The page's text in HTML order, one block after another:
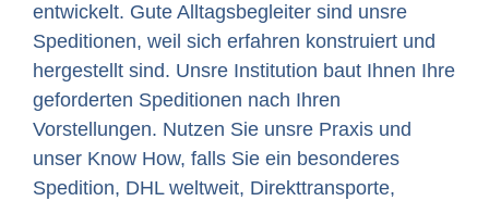
entwickelt. Gute Alltagsbegleiter sind unsre
Speditionen, weil sich erfahren konstruiert und
hergestellt sind. Unsre Institution baut Ihnen Ihre
geforderten Speditionen nach Ihren
Vorstellungen. Nutzen Sie unsre Praxis und
unser Know How, falls Sie ein besonderes
Spedition, DHL weltweit, Direkttransporte,